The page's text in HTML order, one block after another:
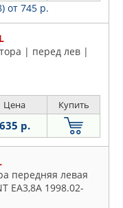
от 745 р.
| перед лев |
Цена Купить
635 р.
передняя левая
EA3,8A 1998.02-